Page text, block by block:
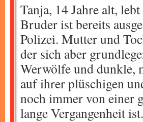
Tanja, 14 Jahre alt,
Bruder ist bereits
Polizei. Mutter und
der sich aber
Werwölfe und dunkle,
auf ihrer plüschigen
noch immer von einer
lange Vergangenheit ist.